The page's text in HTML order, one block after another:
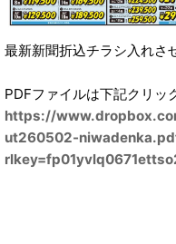
最新新聞折込チラシ入れさ
PDFファイルは下記クリッ
https://
ut260502-